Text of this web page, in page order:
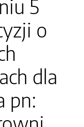
5
o
dla
pn: